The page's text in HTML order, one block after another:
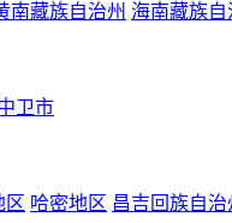
南藏族自治州 海南藏族自
卫市
区 哈密地区 昌吉回族自治